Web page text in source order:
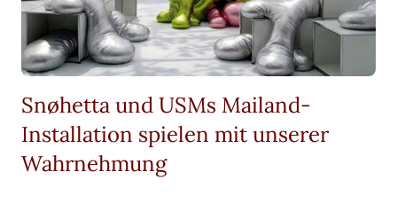
Snøhetta und USMs Mailand-
Installation spielen mit unserer
Wahrnehmung